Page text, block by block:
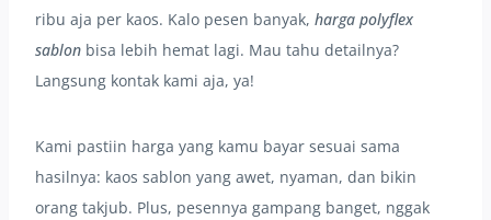
ribu aja per kaos. Kalo pesen banyak, harga polyflex
sablon bisa lebih hemat lagi. Mau tahu detailnya?
Langsung kontak kami aja, ya!
Kami pastiin harga yang kamu bayar sesuai sama
hasilnya: kaos sablon yang awet, nyaman, dan bikin
orang takjub. Plus, pesennya gampang banget, nggak